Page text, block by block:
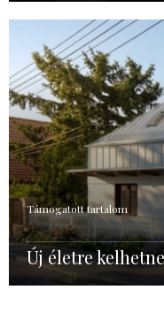
Támogatott tartalom
Új életre